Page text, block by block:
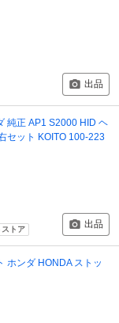
出品
純正 AP1 S2000 HID ヘ
セット KOITO 100-223
ストア 出品
ホンダ HONDA ストッ